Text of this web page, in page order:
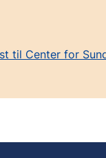
til Center for